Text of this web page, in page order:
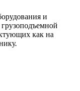
и
как на